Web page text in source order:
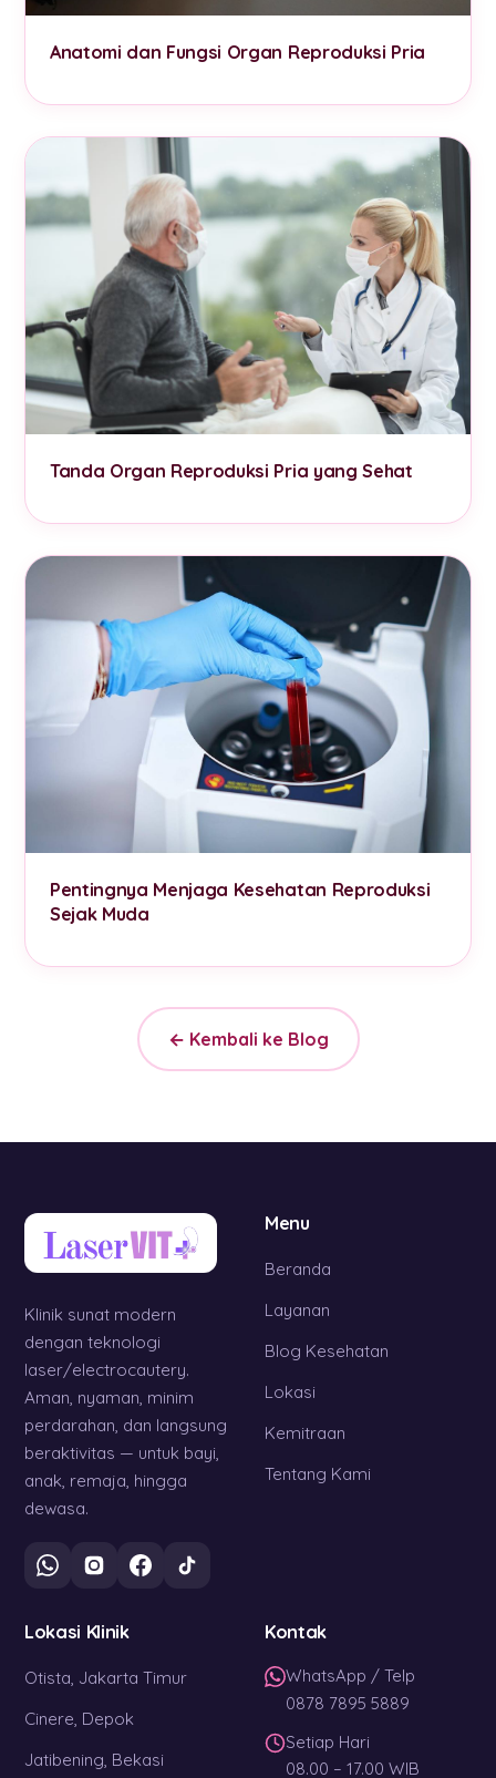
Anatomi dan Fungsi Organ Reproduksi Pria
Tanda Organ Reproduksi Pria yang Sehat
Pentingnya Menjaga Kesehatan Reproduksi
Sejak Muda
← Kembali ke Blog
Klinik sunat modern
dengan teknologi
laser/electrocautery.
Aman, nyaman, minim
perdarahan, dan langsung
beraktivitas — untuk bayi,
anak, remaja, hingga
dewasa.
Menu
Beranda
Layanan
Blog Kesehatan
Lokasi
Kemitraan
Tentang Kami
Lokasi Klinik
Otista, Jakarta Timur
Cinere, Depok
Jatibening, Bekasi
Kontak
WhatsApp / Telp
0878 7895 5889
Setiap Hari
08.00 – 17.00 WIB